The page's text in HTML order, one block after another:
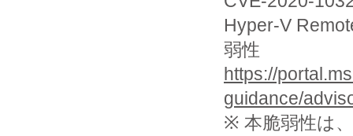
Hyper-V
弱性
https://
guidance/
※ 本脆弱性は